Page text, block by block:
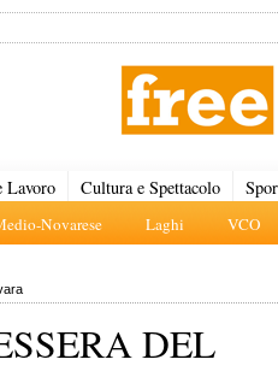
Novarese Laghi VCO
Lavoro Cultura e Spettacolo
DEL